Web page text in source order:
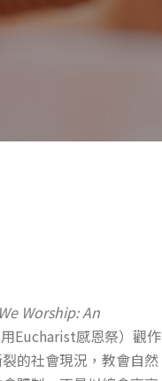
Worship: An
Eucharist感恩祭）觀作
的社會現況，教會自然